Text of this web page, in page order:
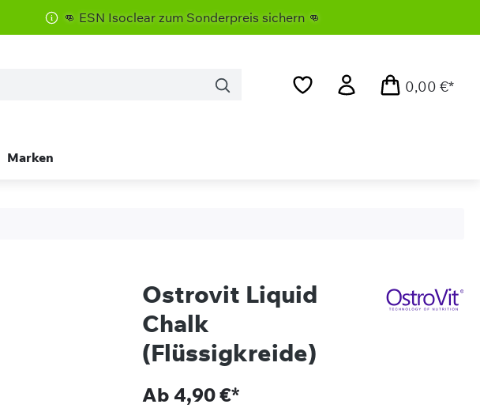
👊 ESN Isoclear zum Sonderpreis sichern 👊
0,00 €*
Marken
Ostrovit Liquid
Chalk
(Flüssigkreide)
Ab 4,90 €*